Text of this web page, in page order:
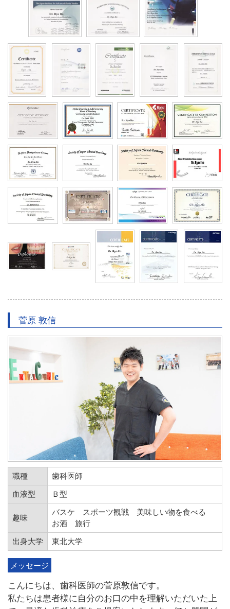
菅原 敦信
職種 歯科医師
血液型 Ｂ型
趣味
バスケ スポーツ観戦 美味しい物を食べる
お酒 旅行
出身大学 東北大学
メッセージ
こんにちは、歯科医師の菅原敦信です。
私たちは患者様に自分のお口の中を理解いただいた上